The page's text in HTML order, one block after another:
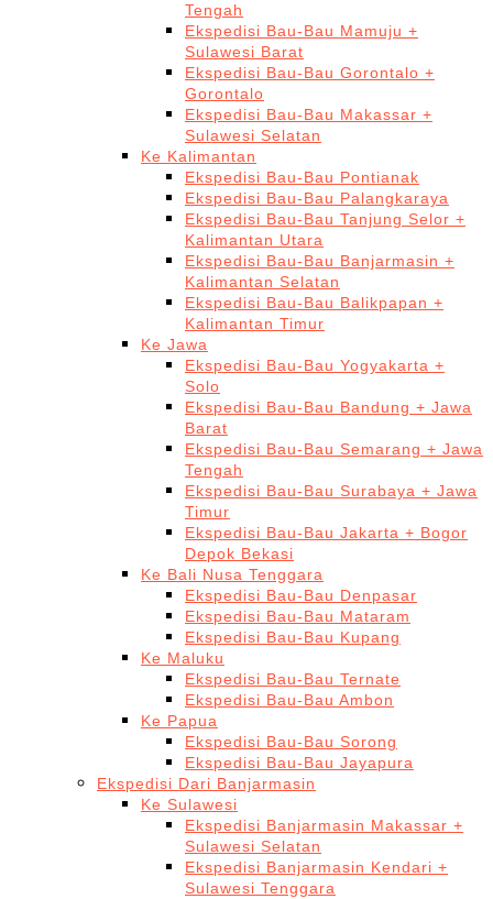
Tengah
Ekspedisi Bau-Bau Mamuju +
Sulawesi Barat
Ekspedisi Bau-Bau Gorontalo +
Gorontalo
Ekspedisi Bau-Bau Makassar +
Sulawesi Selatan
Ke Kalimantan
Ekspedisi Bau-Bau Pontianak
Ekspedisi Bau-Bau Palangkaraya
Ekspedisi Bau-Bau Tanjung Selor +
Kalimantan Utara
Ekspedisi Bau-Bau Banjarmasin +
Kalimantan Selatan
Ekspedisi Bau-Bau Balikpapan +
Kalimantan Timur
Ke Jawa
Ekspedisi Bau-Bau Yogyakarta +
Solo
Ekspedisi Bau-Bau Bandung + Jawa
Barat
Ekspedisi Bau-Bau Semarang + Jawa
Tengah
Ekspedisi Bau-Bau Surabaya + Jawa
Timur
Ekspedisi Bau-Bau Jakarta + Bogor
Depok Bekasi
Ke Bali Nusa Tenggara
Ekspedisi Bau-Bau Denpasar
Ekspedisi Bau-Bau Mataram
Ekspedisi Bau-Bau Kupang
Ke Maluku
Ekspedisi Bau-Bau Ternate
Ekspedisi Bau-Bau Ambon
Ke Papua
Ekspedisi Bau-Bau Sorong
Ekspedisi Bau-Bau Jayapura
Ekspedisi Dari Banjarmasin
Ke Sulawesi
Ekspedisi Banjarmasin Makassar +
Sulawesi Selatan
Ekspedisi Banjarmasin Kendari +
Sulawesi Tenggara